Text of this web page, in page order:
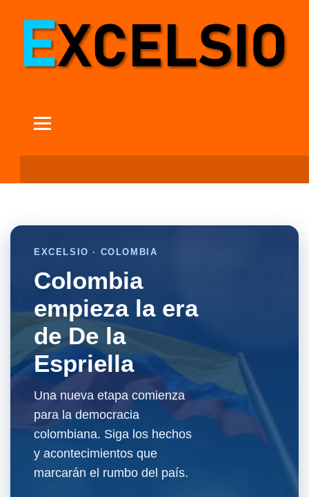
EXCELSIO · COLOMBIA
Colombia
empieza la era
de De la
Espriella
Una nueva etapa comienza
para la democracia
colombiana. Siga los hechos
y acontecimientos que
marcarán el rumbo del país.